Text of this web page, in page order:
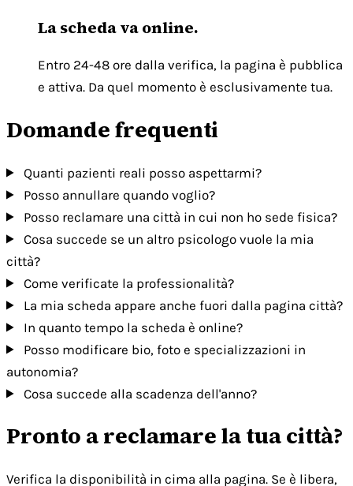
La scheda va online.
Entro 24-48 ore dalla verifica, la pagina è pubblica
e attiva. Da quel momento è esclusivamente tua.
Domande frequenti
Quanti pazienti reali posso aspettarmi?
Posso annullare quando voglio?
Posso reclamare una città in cui non ho sede fisica?
Cosa succede se un altro psicologo vuole la mia
città?
Come verificate la professionalità?
La mia scheda appare anche fuori dalla pagina città?
In quanto tempo la scheda è online?
Posso modificare bio, foto e specializzazioni in
autonomia?
Cosa succede alla scadenza dell'anno?
Pronto a reclamare la tua città?
Verifica la disponibilità in cima alla pagina. Se è libera,